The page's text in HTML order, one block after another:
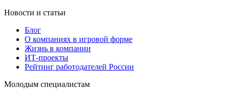
Новости и статьи
Блог
О компаниях в игровой форме
Жизнь в компании
ИТ-проекты
Рейтинг работодателей России
Молодым специалистам